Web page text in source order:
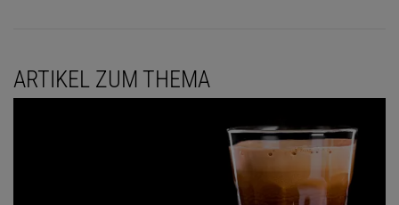
ARTIKEL ZUM THEMA